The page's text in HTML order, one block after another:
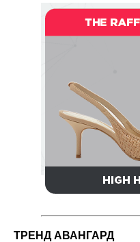
ТРЕНД АВАНГАРД